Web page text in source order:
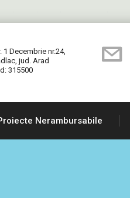
1 Decembrie nr.24,
jud. Arad
315500
Nerambursabile